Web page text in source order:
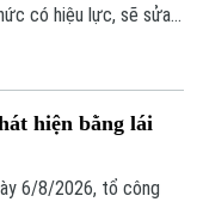
có hiệu lực, sẽ sửa
phục hồi điểm
thay đổi biển số xe sẽ
hiện bằng lái
6/8/2026, tổ công